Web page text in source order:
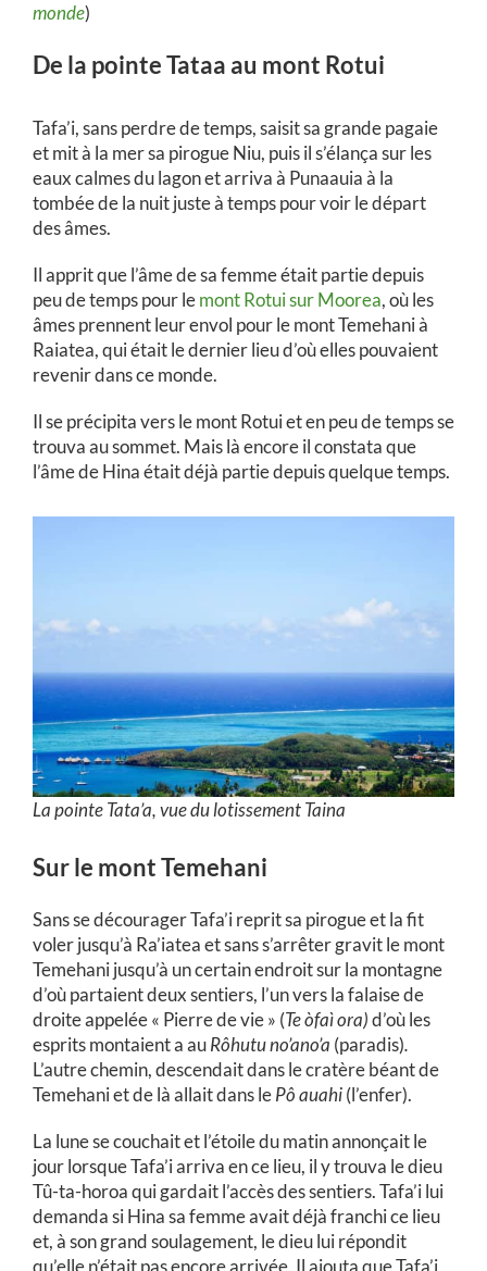
monde)
De la pointe Tataa au mont Rotui
Tafa’i, sans perdre de temps, saisit sa grande pagaie
et mit à la mer sa pirogue Niu, puis il s’élança sur les
eaux calmes du lagon et arriva à Punaauia à la
tombée de la nuit juste à temps pour voir le départ
des âmes.
Il apprit que l’âme de sa femme était partie depuis
peu de temps pour lemont Rotui sur Moorea, où les
âmes prennent leur envol pour le mont Temehani à
Raiatea, qui était le dernier lieu d’où elles pouvaient
revenir dans ce monde.
Il se précipita vers le mont Rotui et en peu de temps se
trouva au sommet. Mais là encore il constata que
l’âme de Hina était déjà partie depuis quelque temps.
La pointe Tata’a, vue du lotissement Taina
Sur le mont Temehani
Sans se décourager Tafa’i reprit sa pirogue et la fit
voler jusqu’à Ra’iatea et sans s’arrêter gravit le mont
Temehani jusqu’à un certain endroit sur la montagne
d’où partaient deux sentiers, l’un vers la falaise de
droite appelée « Pierre de vie » (Te òfaì ora)d’où les
esprits montaient a auRôhutu no’ano’a (paradis).
L’autre chemin, descendait dans le cratère béant de
Temehani et de là allait dans lePô auahi(l’enfer).
La lune se couchait et l’étoile du matin annonçait le
jour lorsque Tafa’i arriva en ce lieu, il y trouva le dieu
Tû-ta-horoa qui gardait l’accès des sentiers. Tafa’i lui
demanda si Hina sa femme avait déjà franchi ce lieu
et, à son grand soulagement, le dieu lui répondit
qu’elle n’était pas encore arrivée. Il ajouta que Tafa’i